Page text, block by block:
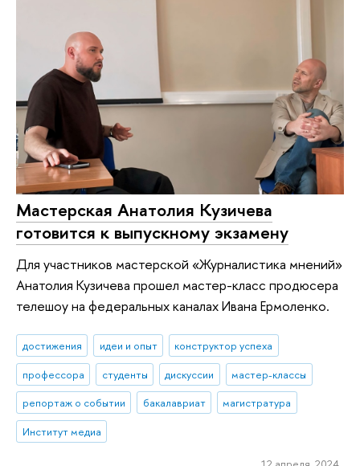
Мастерская Анатолия Кузичева
готовится к выпускному экзамену
Для участников мастерской «Журналистика мнений»
Анатолия Кузичева прошел мастер-класс продюсера
телешоу на федеральных каналах Ивана Ермоленко.
достижения идеи и опыт
конструктор успеха
профессора
студенты дискуссии
мастер-классы
репортаж о событии
бакалавриат
магистратура
Институт медиа